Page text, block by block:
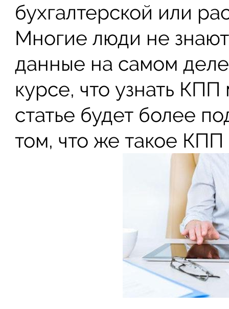
бухгалтерской или
Многие люди не
данные на самом
курсе, что узнать
статье будет более
том, что же такое